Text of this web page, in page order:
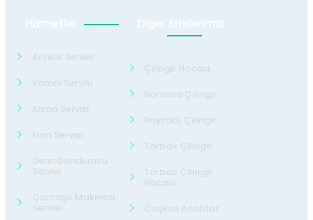
Hizmetler
Arçelik Servisi
Kombi Servisi
Klima Servisi
Fırın Servisi
Derin Dondurucu
Servisi
Çamaşır Makinesi
Servisi
Diğer Sitelerimiz
Çilingir Hocası
Bornova Çilingir
Bayraklı Çilingir
Torbalı Çilingir
Torbalı Çilingir
Hocası
Coşkun Anahtar